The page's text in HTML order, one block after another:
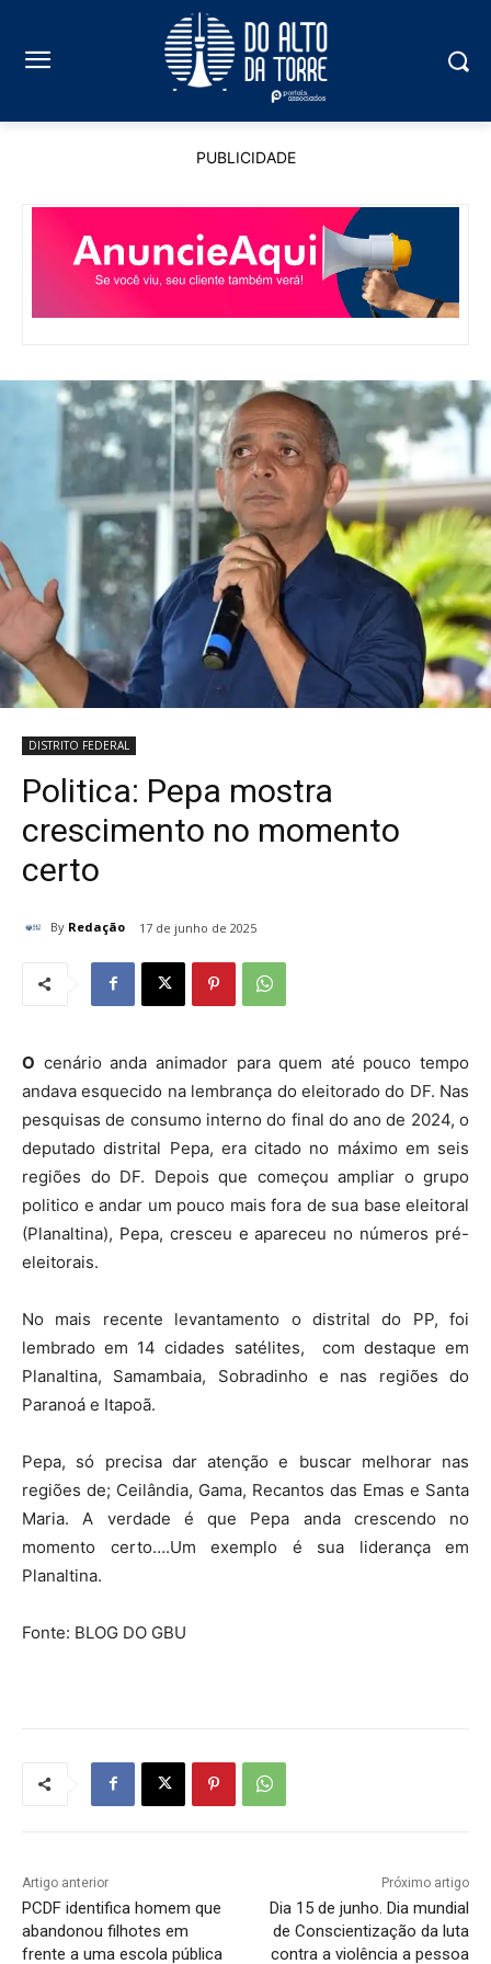
PUBLICIDADE
DISTRITO FEDERAL
Politica: Pepa mostra
crescimento no momento
certo
By Redação 17 de junho de 2025
O cenário anda animador para quem até pouco tempo
andava esquecido na lembrança do eleitorado do DF. Nas
pesquisas de consumo interno do final do ano de 2024, o
deputado distrital Pepa, era citado no máximo em seis
regiões do DF. Depois que começou ampliar o grupo
politico e andar um pouco mais fora de sua base eleitoral
(Planaltina), Pepa, cresceu e apareceu no números pré-
eleitorais.
No mais recente levantamento o distrital do PP, foi
lembrado em 14 cidades satélites, com destaque em
Planaltina, Samambaia, Sobradinho e nas regiões do
Paranoá e Itapoã.
Pepa, só precisa dar atenção e buscar melhorar nas
regiões de; Ceilândia, Gama, Recantos das Emas e Santa
Maria. A verdade é que Pepa anda crescendo no
momento certo….Um exemplo é sua liderança em
Planaltina.
Fonte: BLOG DO GBU
Artigo anterior
PCDF identifica homem que
abandonou filhotes em
frente a uma escola pública
Próximo artigo
Dia 15 de junho. Dia mundial
de Conscientização da luta
contra a violência a pessoa